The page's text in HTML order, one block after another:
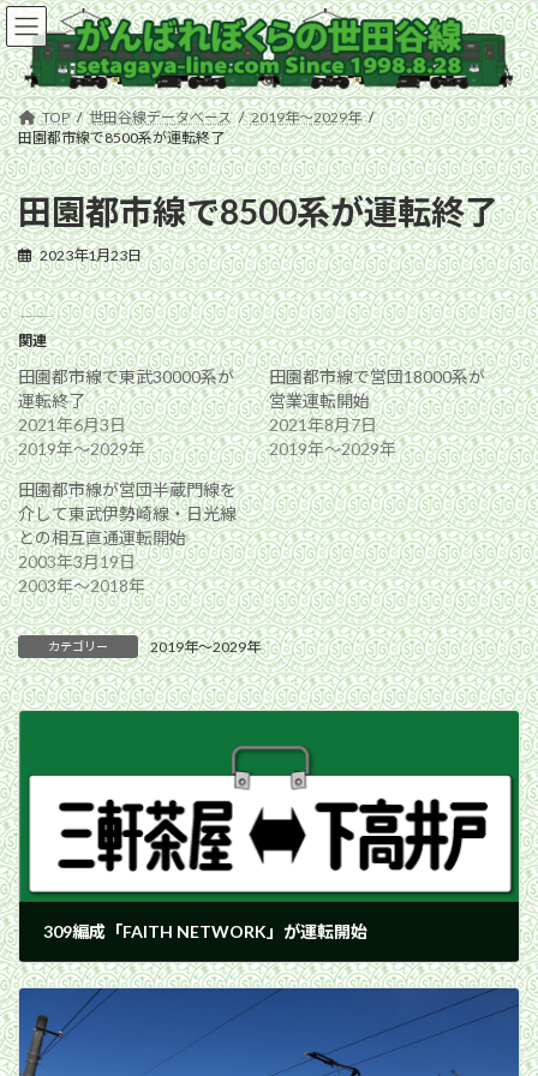
コ
ン
テ
ン
ツ
へ
ス
キ
ッ
プ
ナ
ビ
ゲ
ー
シ
ョ
ン
に
移
動
TOP 世田谷線データベース
2019年〜2029年
田園都市線で8500系が運転終了
田園都市線で8500系が運転終了
2023年1月23日
関連
田園都市線で東武30000系が
運転終了
2021年6月3日
2019年〜2029年
田園都市線で営団18000系が
営業運転開始
2021年8月7日
2019年〜2029年
田園都市線が営団半蔵門線を
介して東武伊勢崎線・日光線
との相互直通運転開始
2003年3月19日
2003年〜2018年
カテゴリー 2019年〜2029年
309編成「FAITH NETWORK」が運転開始
2023年1月15日